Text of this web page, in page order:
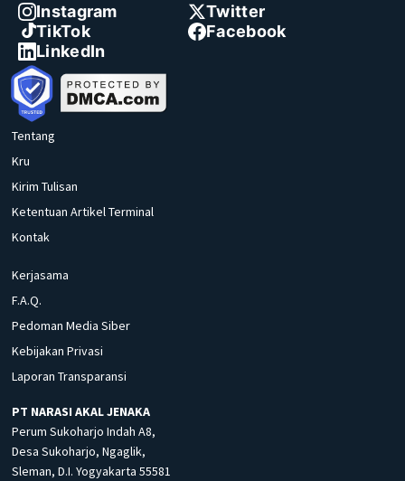
Instagram
Twitter
TikTok
Facebook
LinkedIn
Tentang
Kru
Kirim Tulisan
Ketentuan Artikel Terminal
Kontak
Kerjasama
F.A.Q.
Pedoman Media Siber
Kebijakan Privasi
Laporan Transparansi
PT NARASI AKAL JENAKA
Perum Sukoharjo Indah A8,
Desa Sukoharjo, Ngaglik,
Sleman, D.I. Yogyakarta 55581